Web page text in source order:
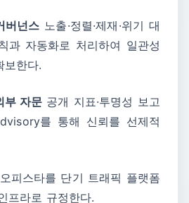
버넌스 노출·정렬·제재·위기 대
과 자동화로 처리하여 일관성
보한다.
부 자문 공개 지표·투명성 보고
를 통해 신뢰를 선제적
피스타를 단기 트래픽 플랫폼
프라로 규정한다.